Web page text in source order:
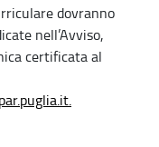
dovranno
nell’Avviso,
certificata al